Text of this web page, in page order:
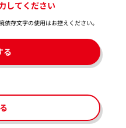
してください
存文字の使用はお控えください。​
る